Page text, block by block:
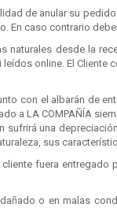
de anular su
En caso contrario
naturales desde la
online. El Cliente
con el albarán de
a LA COMPAÑÍA
una
sus
fuera entregado
o en malas